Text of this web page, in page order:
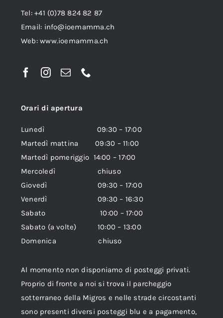
Tel: +41 (0)78 824 82 87
Email: info@ioemamma.ch
Web:www.ioemamma.ch
Orari di apertura
Lunedì 09:30 – 17:00
Martedì mattina 09:30 – 11:00
Martedì pomeriggio 14:00 – 17:00
Mercoledì chiuso
Giovedì 09:30 – 17:00
Venerdì 09:30 – 16:30
Sabato 10:00 – 17:00
Sabato (a volte) 10:00 – 13:00
Domenica chiuso
Al momento non disponiamo di posteggi privati.
Proprio di fronte a noi si trova il parcheggio
sotterraneo della Migros e nelle strade circostanti
sono presenti diversi posteggi blu e a pagamento,